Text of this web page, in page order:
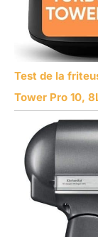
Test de la
Tower Pro 10,